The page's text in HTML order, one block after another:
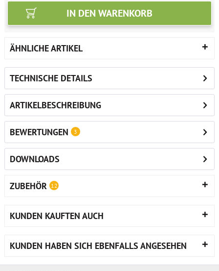
IN DEN WARENKORB
ÄHNLICHE ARTIKEL
TECHNISCHE DETAILS
ARTIKELBESCHREIBUNG
BEWERTUNGEN 3
DOWNLOADS
ZUBEHÖR 12
KUNDEN KAUFTEN AUCH
KUNDEN HABEN SICH EBENFALLS ANGESEHEN